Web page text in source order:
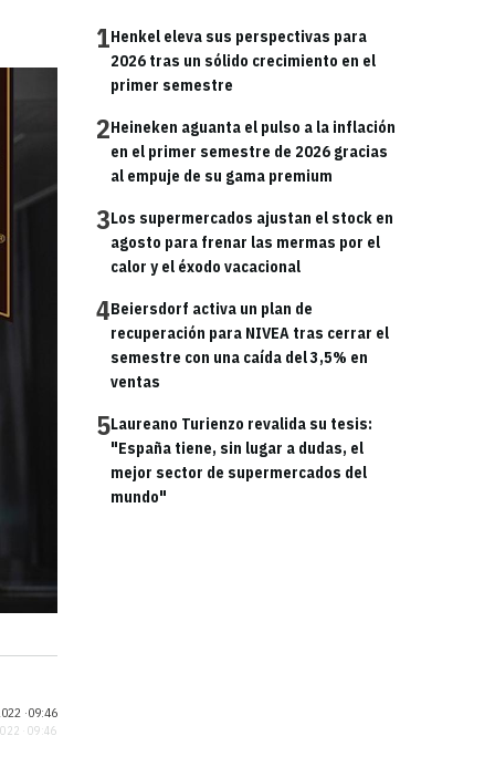
1Henkel eleva sus perspectivas para
2026 tras un sólido crecimiento en el
primer semestre
2Heineken aguanta el pulso a la inflación
en el primer semestre de 2026 gracias
al empuje de su gama premium
3Los supermercados ajustan el stock en
agosto para frenar las mermas por el
calor y el éxodo vacacional
4Beiersdorf activa un plan de
recuperación para NIVEA tras cerrar el
semestre con una caída del 3,5% en
ventas
5Laureano Turienzo revalida su tesis:
"España tiene, sin lugar a dudas, el
mejor sector de supermercados del
mundo"
·09:46
· 09:46